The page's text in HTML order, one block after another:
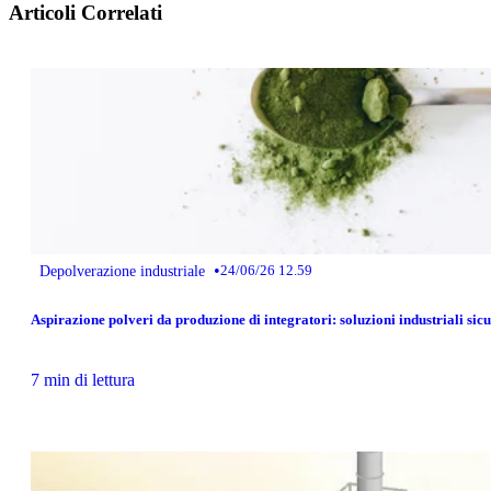
Articoli Correlati
Depolverazione industriale •24/06/26 12.59
Aspirazione polveri da produzione di integratori: soluzioni industriali
7 min di lettura